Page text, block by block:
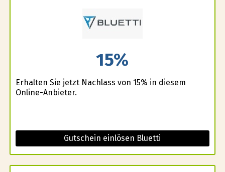
15%
Erhalten Sie jetzt Nachlass von 15% in diesem
Online-Anbieter.
Gutschein einlösen Bluetti